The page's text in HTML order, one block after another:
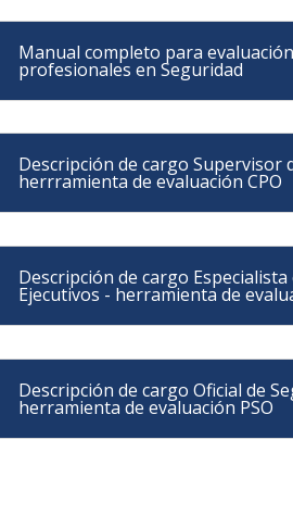
Manual completo para
profesionales en Seguridad
Descripción de cargo Supervisor
herrramienta de evaluación CPO
Descripción de cargo
Ejecutivos - herramienta de
Descripción de cargo Oficial de
herramienta de evaluación PSO